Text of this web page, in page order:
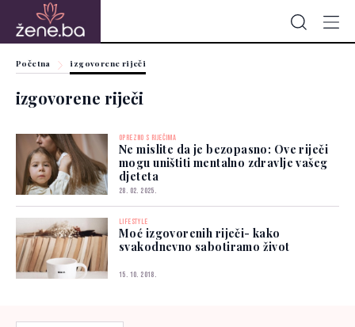
Početna izgovorene riječi
izgovorene riječi
OPREZNO S RIJEČIMA
Ne mislite da je bezopasno: Ove riječi
mogu uništiti mentalno zdravlje vašeg
djeteta
28. 02. 2025.
LIFESTYLE
Moć izgovorenih riječi- kako
svakodnevno sabotiramo život
15. 10. 2018.